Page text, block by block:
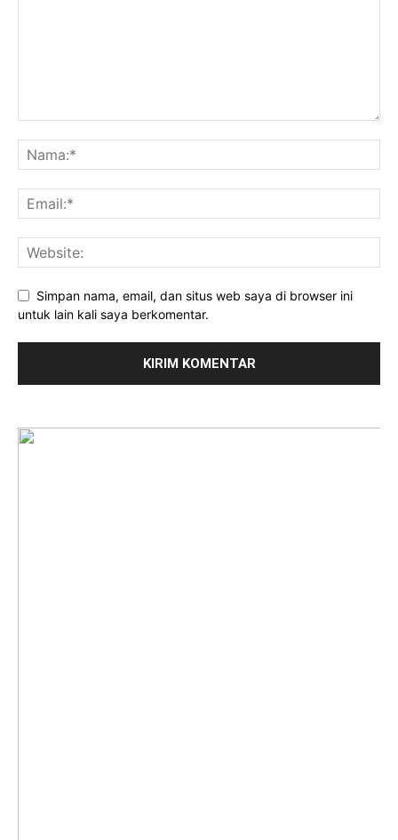
Simpan nama, email, dan situs web saya di browser ini
untuk lain kali saya berkomentar.